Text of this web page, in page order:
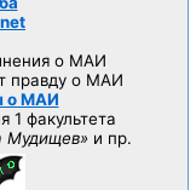
о МАИ
правду о МАИ
о МАИ
1 факультета
Мудищев» и пр.